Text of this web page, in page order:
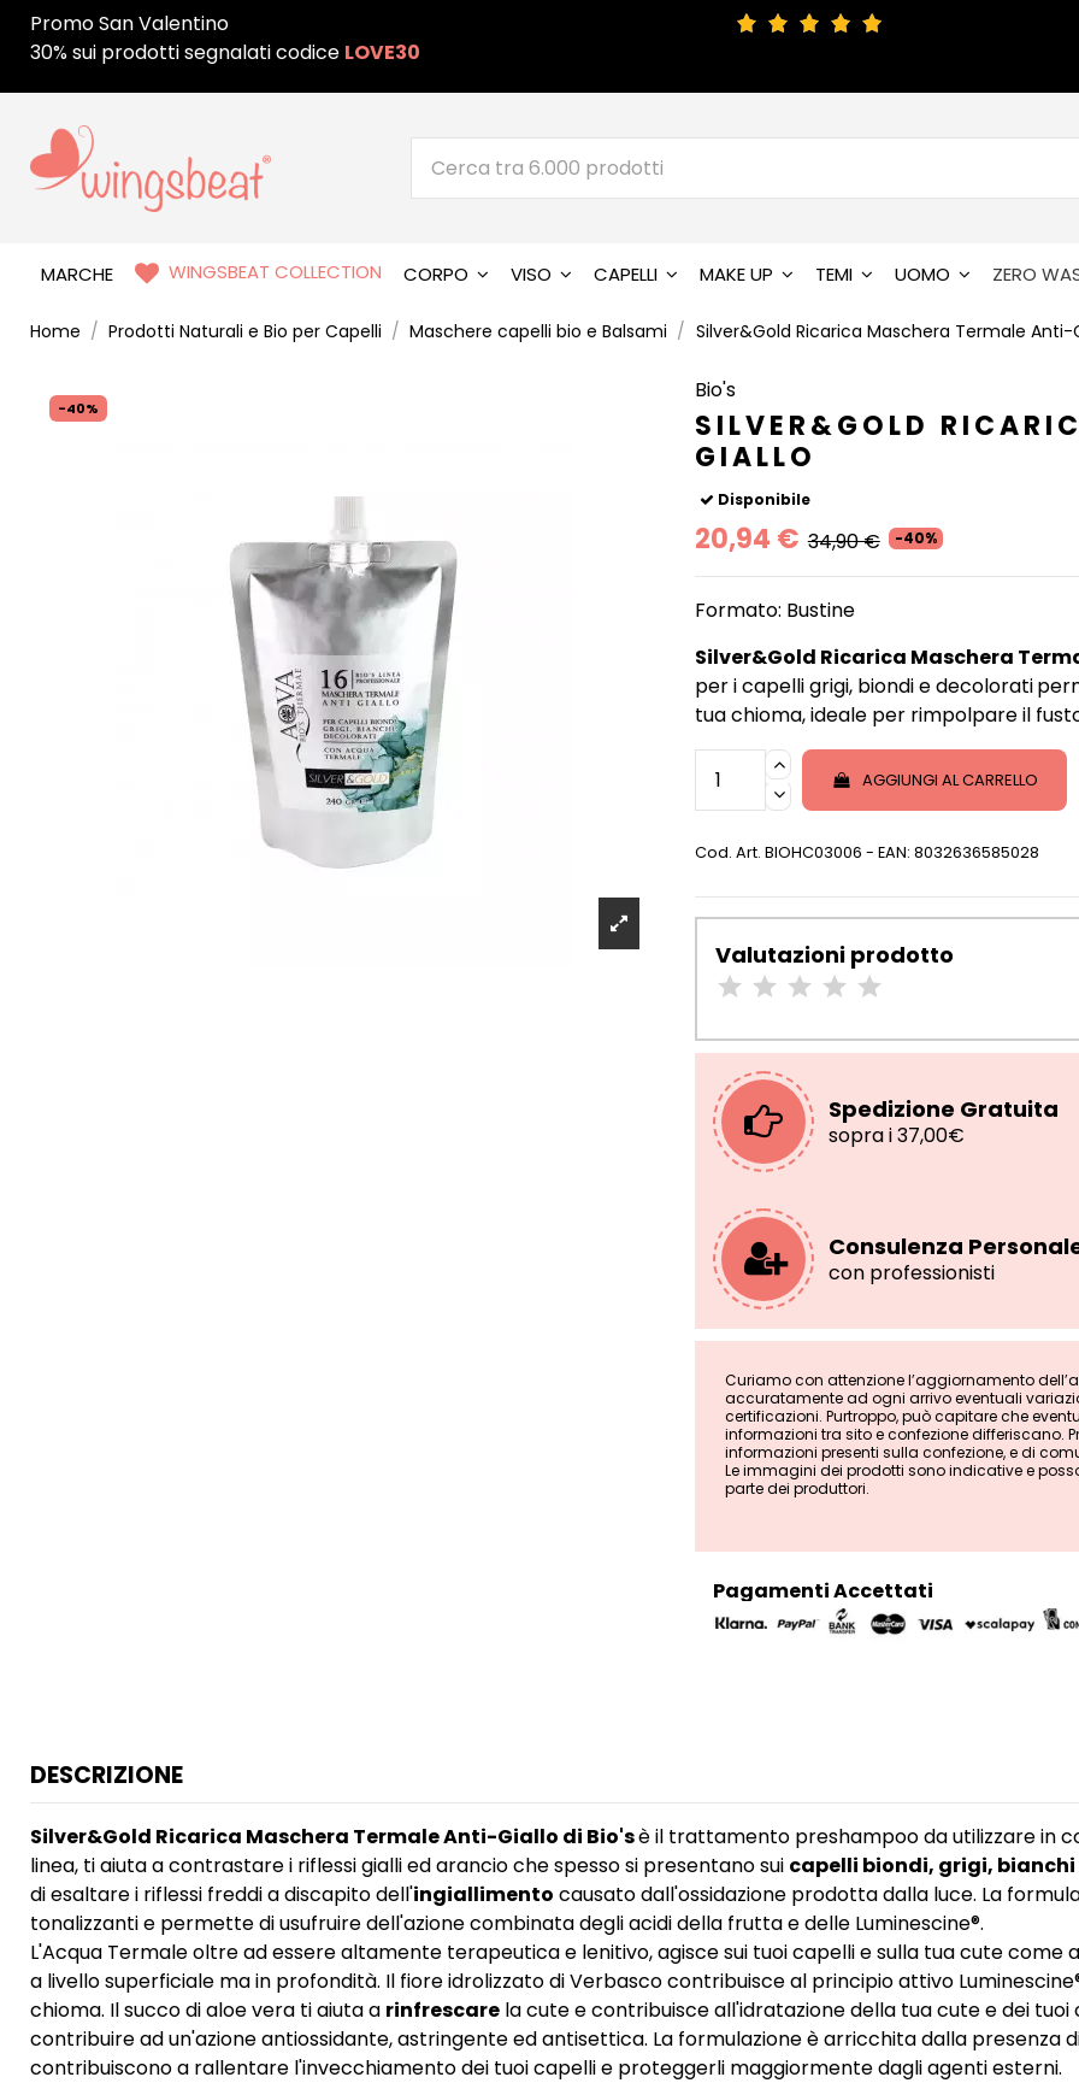
Promo San Valentino
30% sui prodotti segnalati codice LOVE30
MARCHE WINGSBEAT COLLECTION CORPO VISO CAPELLI MAKE UP TEMI UOMO ZERO
Home Prodotti Naturali e Bio per Capelli Maschere capelli bio e Balsami Silver&Gold Ricarica Maschera Termale Anti-
-40%
Bio's
SILVER&GOLD
GIALLO
Disponibile
20,94 € 34,90 € -40%
Formato: Bustine
Silver&Gold Ricarica Maschera
per i capelli grigi, biondi e decolorati
tua chioma, ideale per rimpolpare il
AGGIUNGI AL CARRELLO
Cod. Art. BIOHC03006 - EAN: 8032636585028
Valutazioni prodotto
Spedizione Gratuita
sopra i 37,00€
Consulenza
con professionisti
Curiamo con attenzione l’aggiornamento
accuratamente ad ogni arrivo eventuali
certificazioni. Purtroppo, può capitare che
informazioni tra sito e confezione differiscano.
informazioni presenti sulla confezione, e di
Le immagini dei prodotti sono indicative e
parte dei produttori.
Pagamenti Accettati
DESCRIZIONE
Silver&Gold Ricarica Maschera Termale Anti-Giallo di Bio'sè il trattamento preshampoo da utilizzare in
linea, ti aiuta a contrastare i riflessi gialli ed arancio che spesso si presentano sui capelli biondi, grigi,
di esaltare i riflessi freddi a discapito dell'ingiallimento causato dall'ossidazione prodotta dalla luce. La
tonalizzanti e permette di usufruire dell'azione combinata degli acidi della frutta e delle Luminescine®.
L'Acqua Termale oltre ad essere altamente terapeutica e lenitivo, agisce sui tuoi capelli e sulla tua cute
a livello superficiale ma in profondità. Il fiore idrolizzato di Verbasco contribuisce al principio attivo
chioma. Il succo di aloe vera ti aiuta a rinfrescarela cute e contribuisce all'idratazione della tua cute e dei
contribuire ad un'azione antiossidante, astringente ed antisettica. La formulazione è arricchita dalla presenza
contribuiscono a rallentare l'invecchiamento dei tuoi capelli e proteggerli maggiormente dagli agenti esterni.